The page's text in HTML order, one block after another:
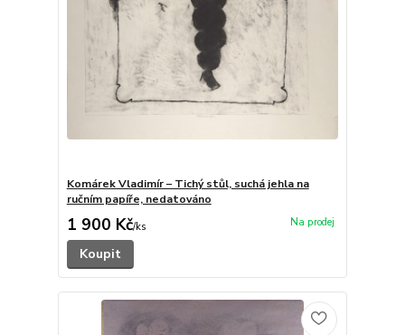
Komárek Vladimír – Tichý stůl, suchá jehla na
ručním papíře, nedatováno
1 900 Kč/ks
Koupit